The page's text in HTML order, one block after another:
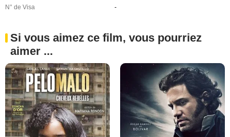
N° de Visa
-
Si vous aimez ce film, vous pourriez
aimer ...